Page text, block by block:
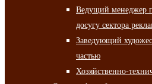
Ведущий менеджер
досугу сектора
Заведующий
частью
Хозяйственно-